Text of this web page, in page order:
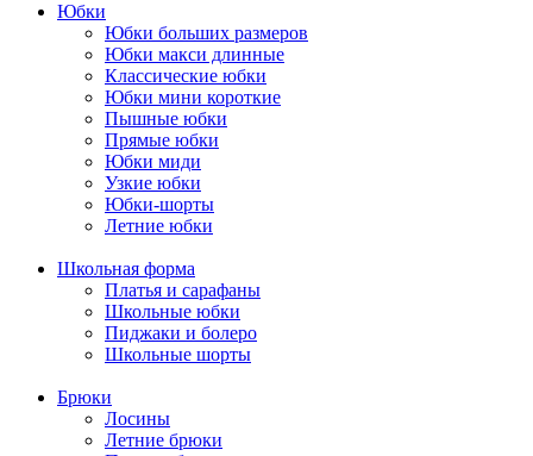
Юбки
Юбки больших размеров
Юбки макси длинные
Классические юбки
Юбки мини короткие
Пышные юбки
Прямые юбки
Юбки миди
Узкие юбки
Юбки-шорты
Летние юбки
Школьная форма
Платья и сарафаны
Школьные юбки
Пиджаки и болеро
Школьные шорты
Брюки
Лосины
Летние брюки